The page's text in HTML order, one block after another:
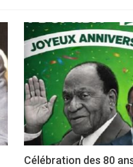
Célébration des 80